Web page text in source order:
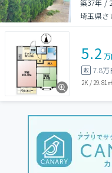
築37年 /
埼玉県
5.2
敷 7.8万
2K / 29.81